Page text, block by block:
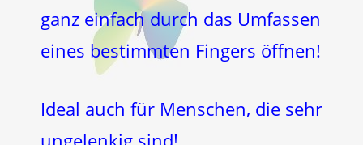
ganz einfach durch das Umfassen
eines bestimmten Fingers öffnen!
Ideal auch für Menschen, die sehr
ungelenkig sind!